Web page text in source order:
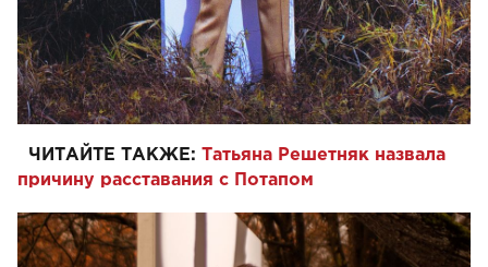
ЧИТАЙТЕ ТАКЖЕ: Татьяна Решетняк назвала
причину расставания с Потапом